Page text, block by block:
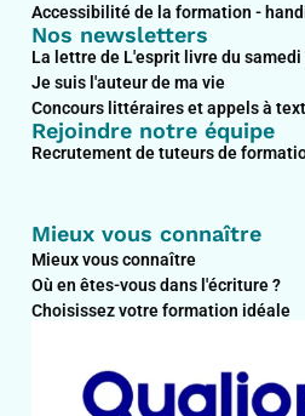
Accessibilité de la formation -
Nos newsletters
La lettre de L'esprit livre du samedi
Je suis l'auteur de ma vie
Concours littéraires et appels à
Rejoindre notre équipe
Recrutement de tuteurs de
Mieux vous connaître
Mieux vous connaître
Où en êtes-vous dans l'écriture ?
Choisissez votre formation idéale